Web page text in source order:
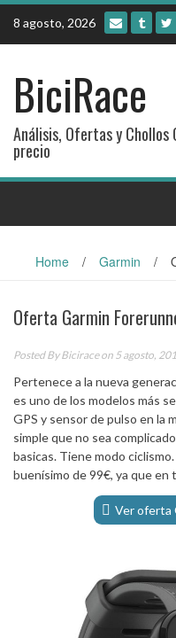
Skip
content
8 agosto, 2026
BiciRace
Análisis, Ofertas y
precio
Home / Garmin /
Oferta Garmin
Posted ByBiciraceon 5 agosto,
Pertenece a la nueva
es uno de los modelos más
GPS y sensor de pulso en la
simple que no sea
basicas. Tiene modo
buenísimo de 99€, ya que
Ver oferta